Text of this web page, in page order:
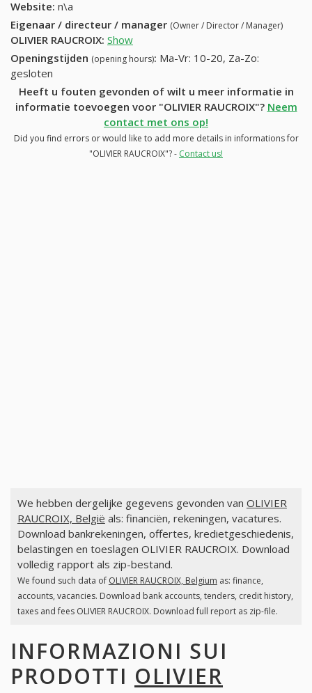
Website: n\a
Eigenaar / directeur / manager (Owner / Director / Manager)
OLIVIER RAUCROIX: Show
Openingstijden (opening hours): Ma-Vr: 10-20, Za-Zo:
gesloten
Heeft u fouten gevonden of wilt u meer informatie in
informatie toevoegen voor "OLIVIER RAUCROIX"? Neem
contact met ons op!
Did you find errors or would like to add more details in informations for
"OLIVIER RAUCROIX"? - Contact us!
We hebben dergelijke gegevens gevonden van OLIVIER
RAUCROIX, België als: financiën, rekeningen, vacatures.
Download bankrekeningen, offertes, kredietgeschiedenis,
belastingen en toeslagen OLIVIER RAUCROIX. Download
volledig rapport als zip-bestand.
We found such data of OLIVIER RAUCROIX, Belgium as: finance,
accounts, vacancies. Download bank accounts, tenders, credit history,
taxes and fees OLIVIER RAUCROIX. Download full report as zip-file.
INFORMAZIONI SUI
PRODOTTI OLIVIER